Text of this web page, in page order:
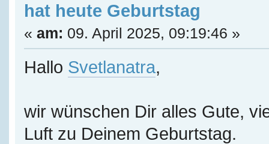
hat heute Geburtstag
« am: 09. April 2025, 09:19:46 »
Hallo Svetlanatra,
wir wünschen Dir alles Gute,
Luft zu Deinem Geburtstag.